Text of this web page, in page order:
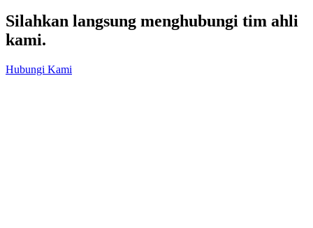
Silahkan langsung menghubungi tim ahli
kami.
Hubungi Kami